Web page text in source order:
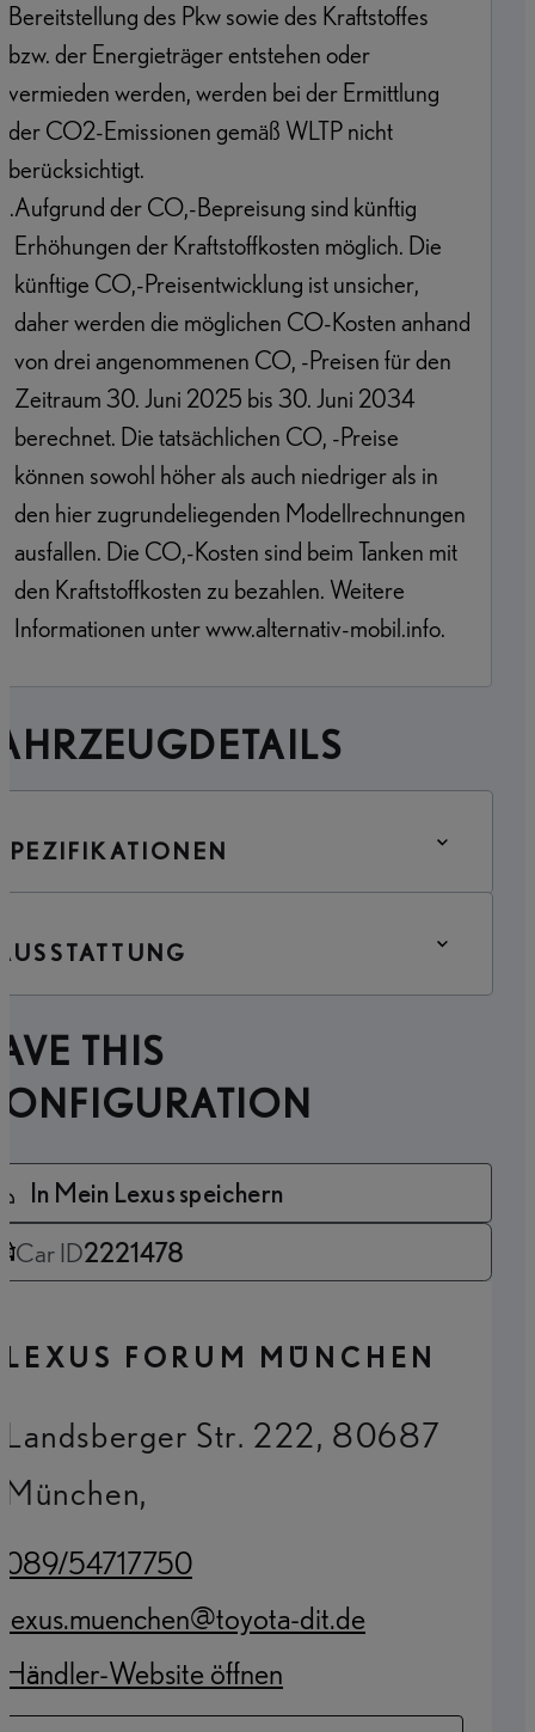
Bereitstellung des Pkw sowie des Kraftstoffes
bzw. der Energieträger entstehen oder
vermieden werden, werden bei der Ermittlung
der CO2-Emissionen gemäß WLTP nicht
berücksichtigt.
.Aufgrund der CO,-Bepreisung sind künftig
Erhöhungen der Kraftstoffkosten möglich. Die
künftige CO,-Preisentwicklung ist unsicher,
daher werden die möglichen CO-Kosten anhand
von drei angenommenen CO, -Preisen für den
Zeitraum 30. Juni 2025 bis 30. Juni 2034
berechnet. Die tatsächlichen CO, -Preise
können sowohl höher als auch niedriger als in
den hier zugrundeliegenden Modellrechnungen
ausfallen. Die CO,-Kosten sind beim Tanken mit
den Kraftstoffkosten zu bezahlen. Weitere
Informationen unter www.alternativ-mobil.info.
THIS
In Mein Lexus speichern
Car ID2221478
LEXUS FORUM MÜNCHEN
Landsberger Str. 222, 80687
München,
089/54717750
(Opens in new tab)
lexus.muenchen@toyota-dit.de
(Opens in new tab)
Händler-Website öffnen
(Opens in new tab)